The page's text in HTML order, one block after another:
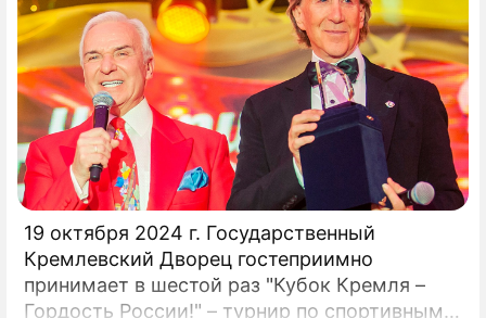
19 октября 2024 г. Государственный
Кремлевский Дворец гостеприимно
принимает в шестой раз "Кубок Кремля –
Гордость России!" – турнир по спортивным